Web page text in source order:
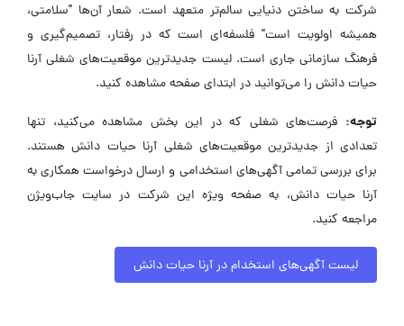
شرکت به ساختن دنیایی سالم‌تر متعهد است. شعار آن‌ها "سلامتی،
همیشه اولویت است" فلسفه‌ای است که در رفتار، تصمیم‌گیری و
فرهنگ سازمانی جاری است. لیست جدیدترین موقعیت‌های شغلی آرنا
حیات دانش را می‌توانید در ابتدای صفحه مشاهده کنید.
توجه: فرصت‌های شغلی که در این بخش مشاهده می‌کنید، تنها
تعدادی از جدیدترین موقعیت‌های شغلی آرنا حیات دانش هستند.
برای بررسی تمامی آگهی‌های استخدامی و ارسال درخواست همکاری به
آرنا حیات دانش، به صفحه ویژه این شرکت در سایت جاب‌ویژن
مراجعه کنید.
لیست آگهی‌های استخدام در آرنا حیات دانش